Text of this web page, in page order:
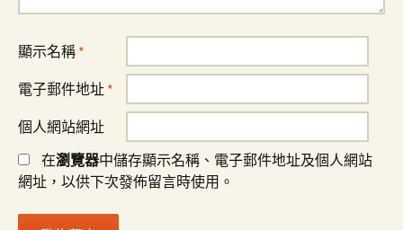
顯示名稱 *
電子郵件地址 *
個人網站網址
在瀏覽器中儲存顯示名稱、電子郵件地址及個人網站
網址，以供下次發佈留言時使用。